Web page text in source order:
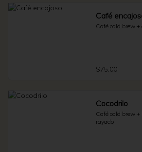
Café
Café cold brew
$75.00
Cocodrilo
Café cold brew +
rayado.